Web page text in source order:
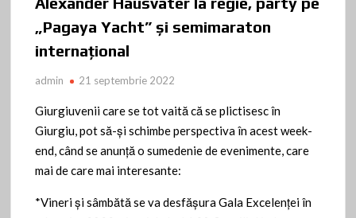
„Pagaya Yacht” şi semimaraton
internaţional
admin 21 septembrie 2022
Giurgiuvenii care se tot vaită că se plictisesc în
Giurgiu, pot să-şi schimbe perspectiva în acest week-
end, când se anunţă o sumedenie de evenimente, care
mai de care mai interesante:
*Vineri şi sâmbătă se va desfăşura Gala Excelenţei în